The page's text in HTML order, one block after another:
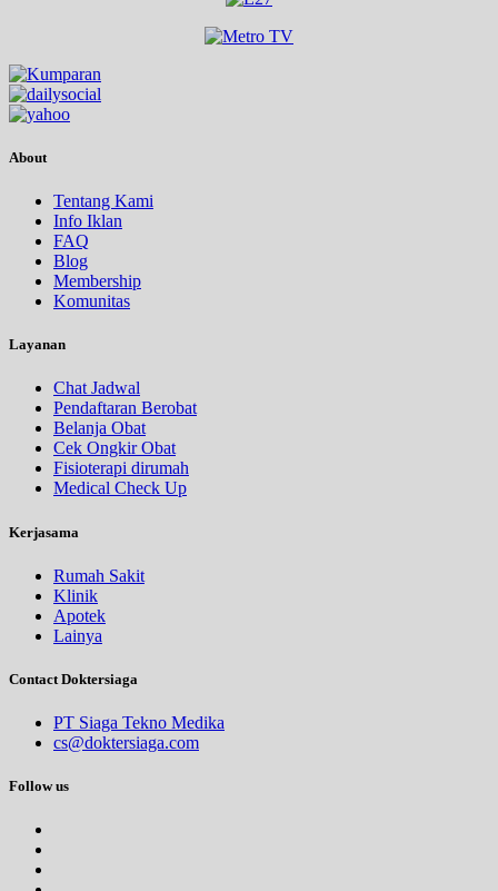
About
Tentang Kami
Info Iklan
FAQ
Blog
Membership
Komunitas
Layanan
Chat Jadwal
Pendaftaran Berobat
Belanja Obat
Cek Ongkir Obat
Fisioterapi dirumah
Medical Check Up
Kerjasama
Rumah Sakit
Klinik
Apotek
Lainya
Contact Doktersiaga
PT Siaga Tekno Medika
cs@doktersiaga.com
Follow us